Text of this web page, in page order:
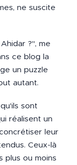
ne suscite
?", me
ce blog la
un puzzle
autant.
sont
réalisent un
leur
Ceux-là
plus ou moins